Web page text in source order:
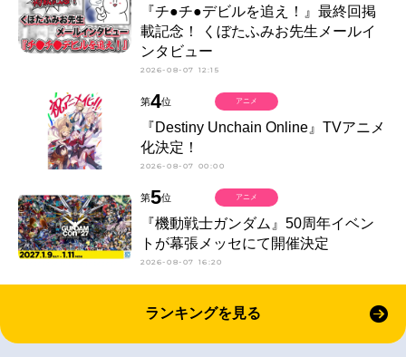
『チ●チ●デビルを追え！』最終回掲
載記念！ くぼたふみお先生メールイ
ンタビュー
2026-08-07 12:15
第4位
『Destiny Unchain Online』TVアニメ
化決定！
2026-08-07 00:00
アニメ
第5位
『機動戦士ガンダム』50周年イベン
トが幕張メッセにて開催決定
2026-08-07 16:20
アニメ
ランキングを見る